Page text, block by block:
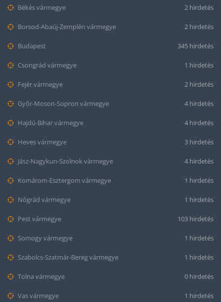
Békés vármegye 2 hirdetés
Borsod-Abaúj-Zemplén vármegye 2 hirdetés
Budapest 345 hirdetés
Csongrád vármegye 1 hirdetés
Fejér vármegye 2 hirdetés
Győr-Moson-Sopron vármegye 4 hirdetés
Hajdú-Bihar vármegye 4 hirdetés
Heves vármegye 3 hirdetés
Jász-Nagykun-Szolnok vármegye 4 hirdetés
Komárom-Esztergom vármegye 1 hirdetés
Nógrád vármegye 1 hirdetés
Pest vármegye 103 hirdetés
Somogy vármegye 1 hirdetés
Szabolcs-Szatmár-Bereg vármegye 1 hirdetés
Tolna vármegye 0 hirdetés
Vas vármegye 1 hirdetés